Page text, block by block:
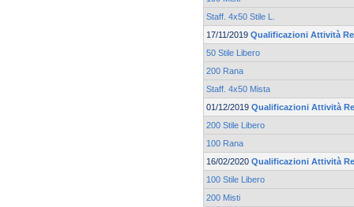
Staff. 4x50 Stile L.
17/11/2019 Qualificazioni Attività
50 Stile Libero
200 Rana
Staff. 4x50 Mista
01/12/2019 Qualificazioni Attività
200 Stile Libero
100 Rana
16/02/2020 Qualificazioni Attività
100 Stile Libero
200 Misti